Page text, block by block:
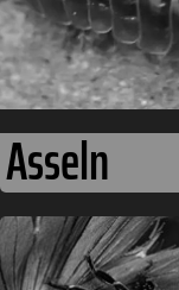
Asseln